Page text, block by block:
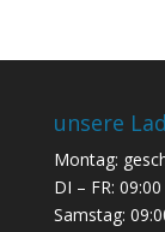
unsere
Montag:
DI – FR:
Samstag: